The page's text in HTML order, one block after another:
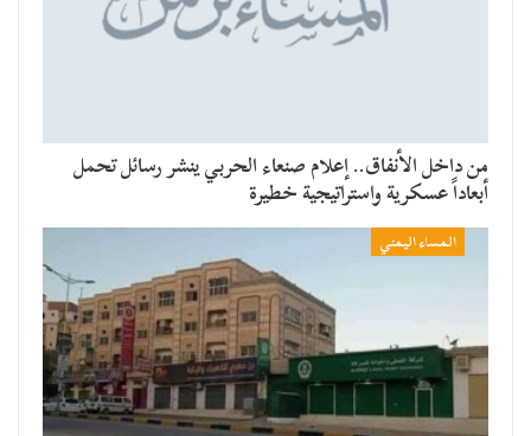
من داخل الأنفاق.. إعلام صنعاء الحربي ينشر رسائل تحمل
أبعاداً عسكرية واستراتيجية خطيرة
المساء اليمني